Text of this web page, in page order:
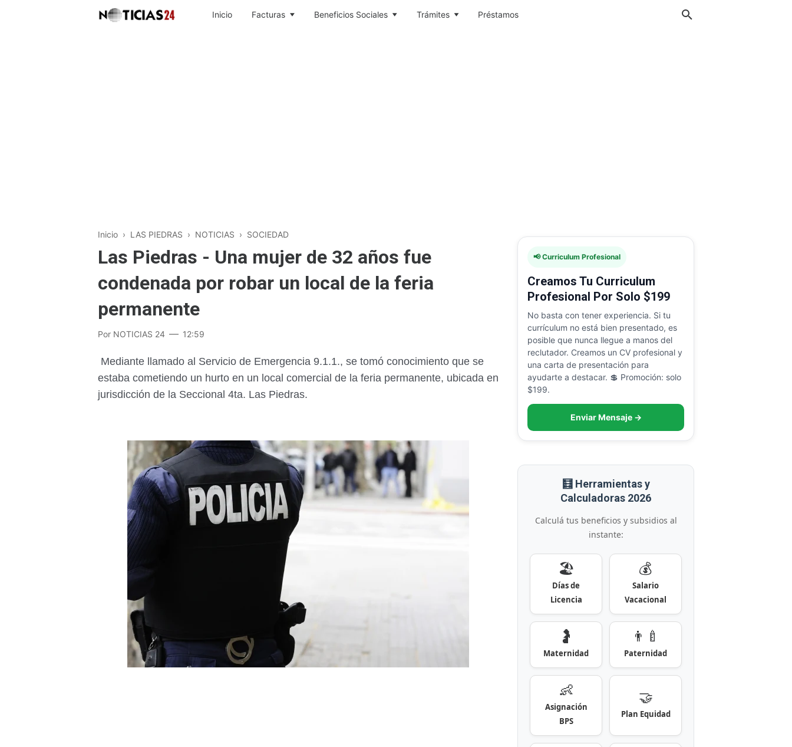
Inicio Facturas Beneficios Sociales Trámites Préstamos
Inicio › LAS PIEDRAS › NOTICIAS › SOCIEDAD
Las Piedras - Una mujer de 32 años fue
condenada por robar un local de la feria
permanente
Por NOTICIAS 24 12:59
Mediante llamado al Servicio de Emergencia 9.1.1., se tomó conocimiento que se
estaba cometiendo un hurto en un local comercial de la feria permanente, ubicada en
jurisdicción de la Seccional 4ta. Las Piedras.
📢 Curriculum Profesional
Creamos Tu Curriculum
Profesional Por Solo $199
No basta con tener experiencia. Si tu
currículum no está bien presentado, es
posible que nunca llegue a manos del
reclutador. Creamos un CV profesional y
una carta de presentación para
ayudarte a destacar. 💲 Promoción: solo
$199.
Enviar Mensaje →
🧮 Herramientas y
Calculadoras 2026
Calculá tus beneficios y subsidios al
instante:
🏖️
Días de
Licencia
💰
Salario
Vacacional
🤰
Maternidad
👨‍🍼
Paternidad
👶
Asignación
BPS
🤝
Plan Equidad